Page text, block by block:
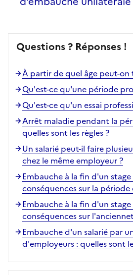
Questions ? Réponses !
À partir de quel âge peut-on
Qu'est-ce qu'une période
Qu'est-ce qu'un essai
Arrêt maladie pendant la
quelles sont les règles ?
Un salarié peut-il faire
chez le même employeur ?
Embauche à la fin d'un stage
conséquences sur la période
Embauche à la fin d'un stage
conséquences sur
Embauche d'un salarié par
d'employeurs : quelles sont